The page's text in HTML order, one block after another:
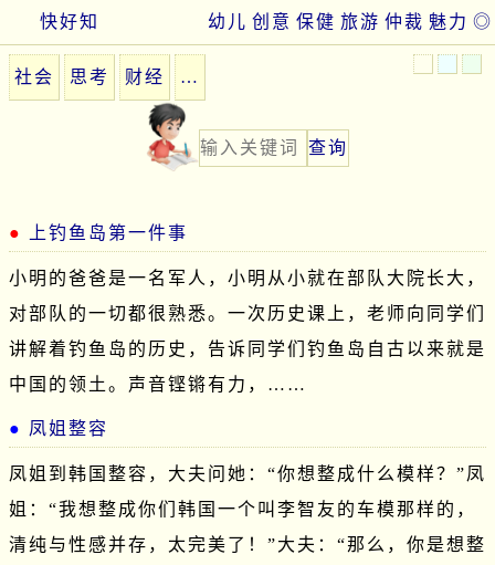
快好知 ◎
魅力
仲裁
旅游
保健
创意
幼儿
社会 思考 财经 …
上钓鱼岛第一件事
小明的爸爸是一名军人，小明从小就在部队大院长大，
对部队的一切都很熟悉。一次历史课上，老师向同学们
讲解着钓鱼岛的历史，告诉同学们钓鱼岛自古以来就是
中国的领土。声音铿锵有力，……
凤姐整容
凤姐到韩国整容，大夫问她：“你想整成什么模样？”凤
姐：“我想整成你们韩国一个叫李智友的车模那样的，
清纯与性感并存，太完美了！”大夫：“那么，你是想整